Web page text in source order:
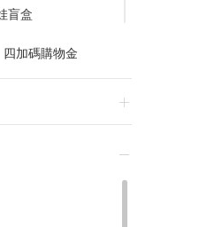
盲盒
加碼購物金